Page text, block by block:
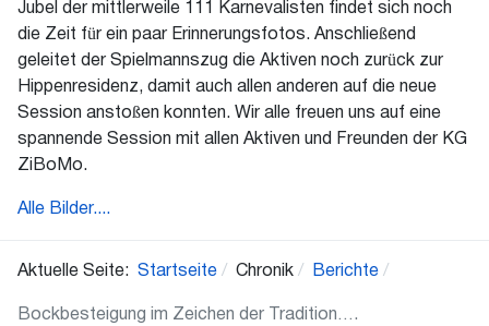
Jubel der mittlerweile 111 Karnevalisten findet sich noch
die Zeit für ein paar Erinnerungsfotos. Anschließend
geleitet der Spielmannszug die Aktiven noch zurück zur
Hippenresidenz, damit auch allen anderen auf die neue
Session anstoßen konnten. Wir alle freuen uns auf eine
spannende Session mit allen Aktiven und Freunden der KG
ZiBoMo.
Alle Bilder....
Aktuelle Seite: Startseite Chronik Berichte
Bockbesteigung im Zeichen der Tradition….